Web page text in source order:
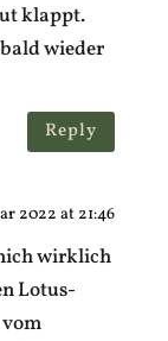
klappt.
wieder
Reply
2022 at 21:46
wirklich
Lotus-